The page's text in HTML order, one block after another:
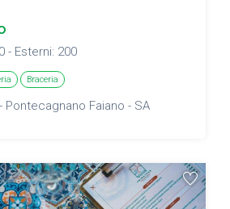
- Esterni: 200
Braceria
Pontecagnano Faiano - SA